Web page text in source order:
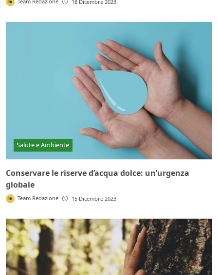
18 Dicembre 2023
Salute e Ambiente
Conservare le riserve d’acqua dolce: un’urgenza
globale
Team Redazione 15 Dicembre 2023